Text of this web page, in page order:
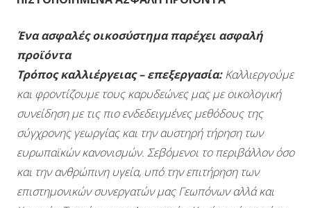
Ένα ασφαλές οικοσύστημα παρέχει ασφαλή
προϊόντα
Τρόπος καλλιέργειας – επεξεργασία:Καλλιεργούμε
και φροντίζουμε τους καρυδεώνες μας με οικολογική
συνείδηση με τις πιο ενδεδειγμένες μεθόδους της
σύγχρονης γεωργίας και την αυστηρή τήρηση των
ευρωπαϊκών κανονισμών. Σεβόμενοι το περιβάλλον όσο
και την ανθρώπινη υγεία, υπό την επιτήρηση των
επιστημονικών συνεργατών μας Γεωπόνων αλλά και